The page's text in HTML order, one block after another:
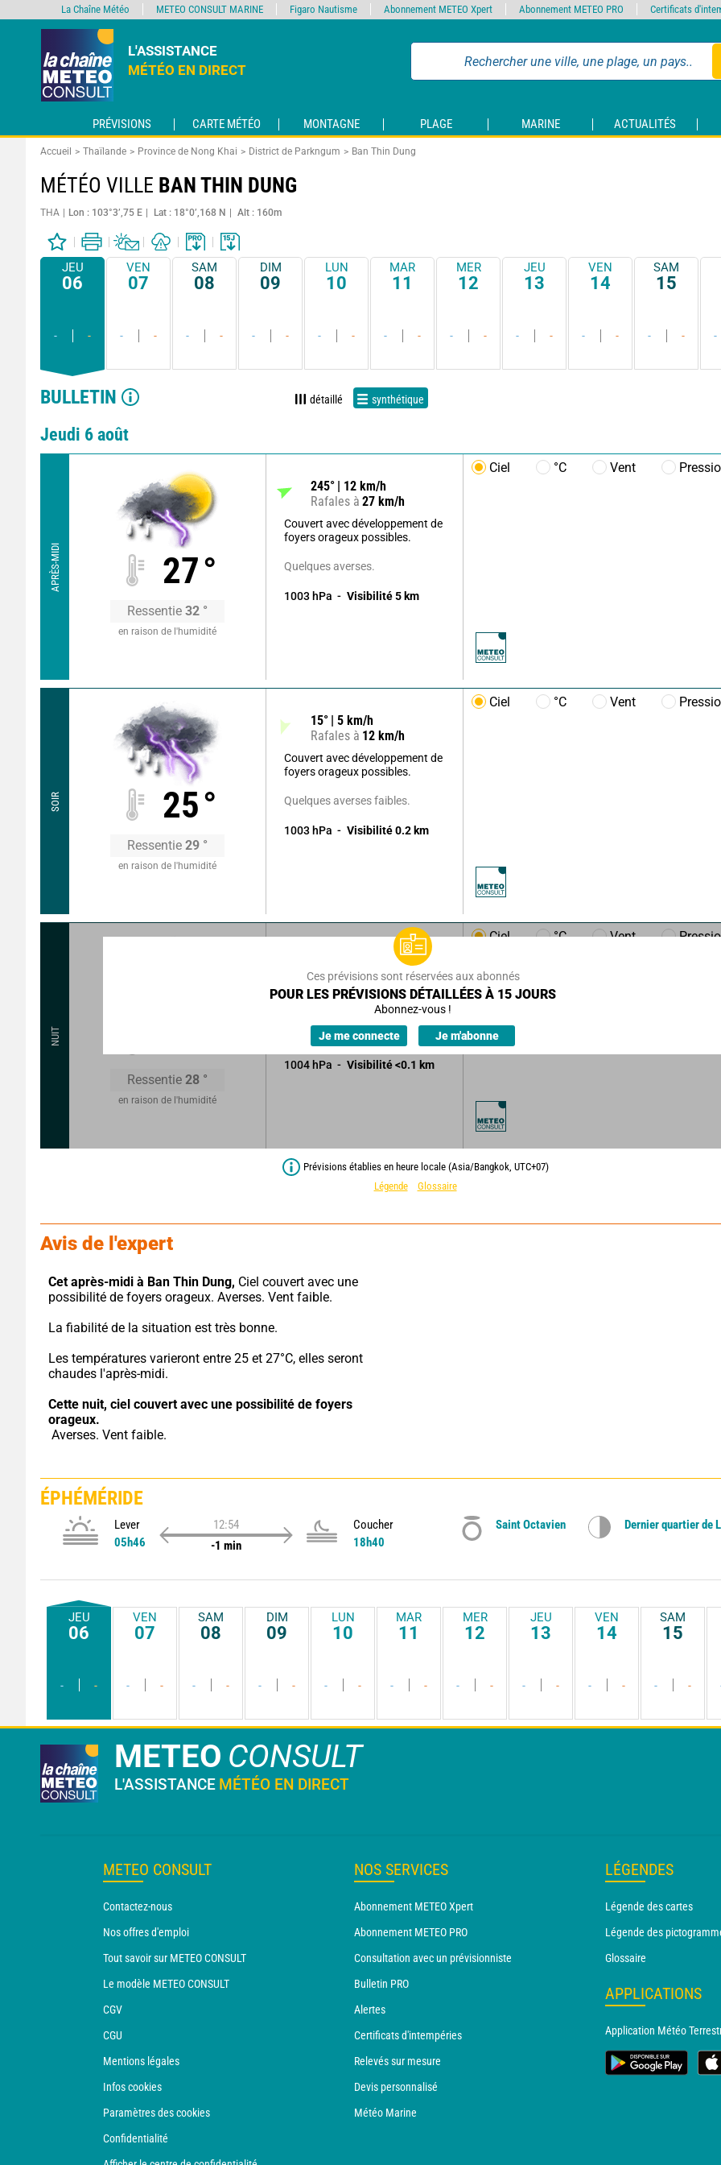
L'ASSISTANCE
MÉTÉO EN DIRECT
PRÉVISIONS CARTE MÉTÉO MONTAGNE PLAGE MARINE ACTUALITÉS
Accueil Thaïlande Province de Nong Khai District de Parkngum Ban Thin Dung
MÉTÉO VILLE BAN THIN DUNG
THA Lon : 103°3’,75 E Lat : 18°0’,168 N Alt : 160m
JEU
06
- -
VEN
07
- -
SAM
08
- -
DIM
09
- -
LUN
10
- -
MAR
11
- -
MER
12
- -
JEU
13
- -
VEN
14
- -
SAM
15
- - -
BULLETIN détaillé synthétique
Jeudi 6 août
APRÈS-MIDI 27°
Ressentie 32 °
en raison de l'humidité
245° 12 km/h
Rafales à 27 km/h
Couvert avec développement de
foyers orageux possibles.
Quelques averses.
1003 hPa Visibilité 5 km
Ciel °C Vent
SOIR 25°
Ressentie 29 °
en raison de l'humidité
15° 5 km/h
Rafales à 12 km/h
Couvert avec développement de
foyers orageux possibles.
Quelques averses faibles.
1003 hPa Visibilité 0.2 km
Ciel °C Vent
NUIT
Ressentie 28 °
en raison de l'humidité
Rafales à17 km/h
Ciel couvert et brumeux.
Quelques averses.
1004 hPa Visibilité <0.1 km
Ciel °C Vent
Ces prévisions sont réservées aux abonnés
POUR LES PRÉVISIONS DÉTAILLÉES À 15 JOURS
Abonnez-vous !
Je me connecte Je m'abonne
Prévisions établies en heure locale (Asia/Bangkok, UTC+07)
Légende
Glossaire
Avis de l'expert
Cet après-midi à Ban Thin Dung, Ciel couvert avec une
possibilité de foyers orageux. Averses. Vent faible.
La fiabilité de la situation est très bonne.
Les températures varieront entre 25 et 27°C, elles seront
chaudes l'après-midi.
Cette nuit, ciel couvert avec une possibilité de foyers
orageux.
Averses. Vent faible.
ÉPHÉMÉRIDE
Lever
05h46
12:54
-1 min
Coucher
18h40
Saint Octavien Dernier quartier de
JEU
06
- -
VEN
07
- -
SAM
08
- -
DIM
09
- -
LUN
10
- -
MAR
11
- -
MER
12
- -
JEU
13
- -
VEN
14
- -
SAM
15
- -
METEO CONSULT
L'ASSISTANCE MÉTÉO EN DIRECT
METEO CONSULT
Contactez-nous
Nos offres d'emploi
Tout savoir sur METEO CONSULT
Le modèle METEO CONSULT
CGV
CGU
Mentions légales
Infos cookies
Paramètres des cookies
Confidentialité
NOS SERVICES
Abonnement METEO Xpert
Abonnement METEO PRO
Consultation avec un prévisionniste
Bulletin PRO
Alertes
Certificats d'intempéries
Relevés sur mesure
Devis personnalisé
Météo Marine
LÉGENDES
Légende des cartes
Légende des
Glossaire
APPLICATIONS
Application Météo
La Chaîne Météo METEO CONSULT MARINE Figaro Nautisme Abonnement METEO Xpert Abonnement METEO PRO Certificats